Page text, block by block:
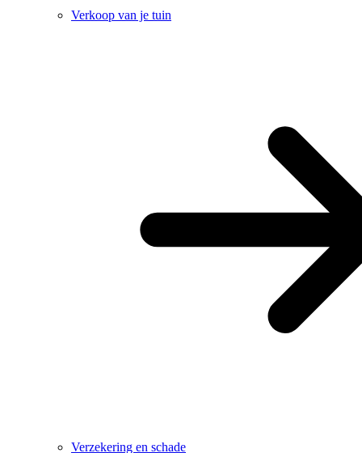
Verkoop van je tuin
Verzekering en schade